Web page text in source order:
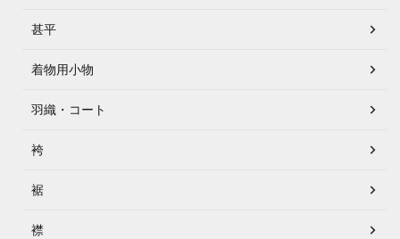
甚平
着物用小物
羽織・コート
袴
裾
襟